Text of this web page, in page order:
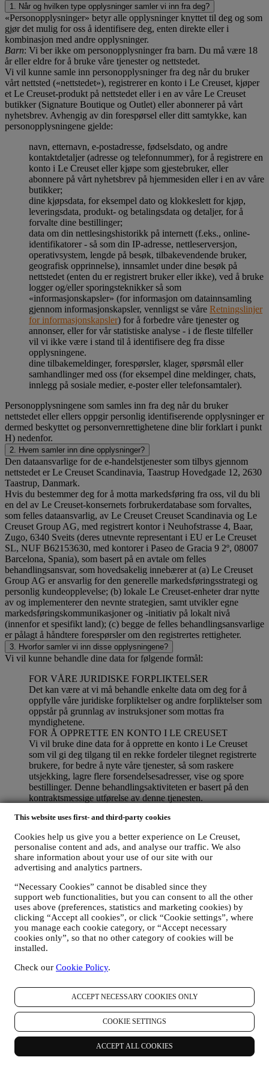
This website uses first- and third-party cookies
Cookies help us give you a better experience on Le Creuset,
personalise content and ads, and analyse our traffic. We also
share information about your use of our site with our
advertising and analytics partners.
“Necessary Cookies” cannot be disabled since they
support web functionalities, but you can consent to all the other
uses above (preferences, statistics and marketing cookies) by
clicking “Accept all cookies”, or click “Cookie settings”, where
you manage each cookie category, or “Accept necessary
cookies only”, so that no other category of cookies will be
installed.
Check our Cookie Policy.
ACCEPT NECESSARY COOKIES ONLY
COOKIE SETTINGS
ACCEPT ALL COOKIES
1. Når og hvilken type opplysninger samler vi inn fra deg?
«Personopplysninger» betyr alle opplysninger knyttet til deg og som
gjør det mulig for oss å identifisere deg, enten direkte eller i
kombinasjon med andre opplysninger.
Barn: Vi ber ikke om personopplysninger fra barn. Du må være 18
år eller eldre for å bruke våre tjenester og nettstedet.
Vi vil kunne samle inn personopplysninger fra deg når du bruker
vårt nettsted («nettstedet»), registrerer en konto i Le Creuset, kjøper
et Le Creuset-produkt på nettstedet eller i en av våre Le Creuset
butikker (Signature Boutique og Outlet) eller abonnerer på vårt
nyhetsbrev. Avhengig av din forespørsel eller ditt samtykke, kan
personopplysningene gjelde:
navn, etternavn, e-postadresse, fødselsdato, og andre
kontaktdetaljer (adresse og telefonnummer), for å registrere en
konto i Le Creuset eller kjøpe som gjestebruker, eller
abonnere på vårt nyhetsbrev på hjemmesiden eller i en av våre
butikker;
dine kjøpsdata, for eksempel dato og klokkeslett for kjøp,
leveringsdata, produkt- og betalingsdata og detaljer, for å
forvalte dine bestillinger;
data om din nettlesingshistorikk på internett (f.eks., online-
identifikatorer - så som din IP-adresse, nettleserversjon,
operativsystem, lengde på besøk, tilbakevendende bruker,
geografisk opprinnelse), innsamlet under dine besøk på
nettstedet (enten du er registrert bruker eller ikke), ved å bruke
logger og/eller sporingsteknikker så som
«informasjonskapsler» (for informasjon om datainnsamling
gjennom informasjonskapsler, vennligst se våre Retningslinjer
for informasjonskapsler) for å forbedre våre tjenester og
annonser, eller for vår statistiske analyse - i de fleste tilfeller
vil vi ikke være i stand til å identifisere deg fra disse
opplysningene.
dine tilbakemeldinger, forespørsler, klager, spørsmål eller
samhandlinger med oss (for eksempel dine meldinger, chats,
innlegg på sosiale medier, e-poster eller telefonsamtaler).
Personopplysningene som samles inn fra deg når du bruker
nettstedet eller ellers oppgir personlig identifiserende opplysninger er
dermed beskyttet og personvernrettighetene dine blir forklart i punkt
H) nedenfor.
2. Hvem samler inn dine opplysninger?
Den dataansvarlige for de e-handelstjenester som tilbys gjennom
nettstedet er Le Creuset Scandinavia, Taastrup Hovedgade 12, 2630
Taastrup, Danmark.
Hvis du bestemmer deg for å motta markedsføring fra oss, vil du bli
en del av Le Creuset-konsernets forbrukerdatabase som forvaltes,
som felles dataansvarlig, av Le Creuset Creuset Scandinavia og Le
Creuset Group AG, med registrert kontor i Neuhofstrasse 4, Baar,
Zugo, 6340 Sveits (deres utnevnte representant i EU er Le Creuset
SL, NUF B62153630, med kontorer i Paseo de Gracia 9 2º, 08007
Barcelona, Spania), som basert på en avtale om felles
behandlingsansvar, som hovedsakelig innebærer at (a) Le Creuset
Group AG er ansvarlig for den generelle markedsføringsstrategi og
personlig kundeopplevelse; (b) lokale Le Creuset-enheter drar nytte
av og implementerer den nevnte strategien, samt utvikler egne
markedsføringskommunikasjoner og -initiativ på lokalt nivå
(innenfor et spesifikt land); (c) begge de felles behandlingsansvarlige
er pålagt å håndtere forespørsler om den registrertes rettigheter.
3. Hvorfor samler vi inn disse opplysningene?
Vi vil kunne behandle dine data for følgende formål:
FOR VÅRE JURIDISKE FORPLIKTELSER
Det kan være at vi må behandle enkelte data om deg for å
oppfylle våre juridiske forpliktelser og andre forpliktelser som
oppstår på grunnlag av instruksjoner som mottas fra
myndighetene.
FOR Å OPPRETTE EN KONTO I LE CREUSET
Vi vil bruke dine data for å opprette en konto i Le Creuset
som vil gi deg tilgang til en rekke fordeler tilegnet registrerte
brukere, for bedre å nyte våre tjenester, så som raskere
utsjekking, lagre flere forsendelsesadresser, vise og spore
bestillinger. Denne behandlingsaktiviteten er basert på den
kontraktsmessige utførelse av denne tjenesten.
VÅRE PRODUKTER, TJENESTER OG BISTAND TIL
Vi vil bruke dine data til å forvalte kontraktsforholdet med
deg, dine kjøp av produkter på nettstedet og/eller i en av våre
Le Creuset butikker, din bruk av nettstedet, eventuelle
etterfølgende ettersalgsbistand, eller din deltakelse i
konkurranser. Det kan være at vi må behandle enkelte data
om deg for våre administrative formål knyttet til
kontraktsforholdet med deg inkludert regnskapsføring,
regningsutskriving og revisjon, verifisering av betalingskort,
bedrageri-screening, trygghet, sikkerhet, systemtesting,
vedlikehold, og statistisk analyse, osv. Av og til kan vi ha
behov for å kontakte deg av administrative eller driftsmessige
kjøp. Vi vil også bruke dine data til å svare på dine
andre kanaler. Denne behandlingsaktiviteten er basert på den
FOR Å INFORMERE DEG OM NYHETER ELLER
TILBUD PÅ LE CREUSET-PRODUKTER
Dersom du har samtykket til det (for eksempel ved å abonnere
på nyhetsbrevet vårt når du oppretter en konto på nettstedet),
vil vi sende deg markedsføringsmateriell og nyheter om